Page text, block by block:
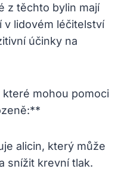
‍z těchto ‍bylin‍ mají
‌v lidovém⁢ léčitelství
⁤účinky na
mohou pomoci
alicin, který může
snížit krevní‍ tlak.